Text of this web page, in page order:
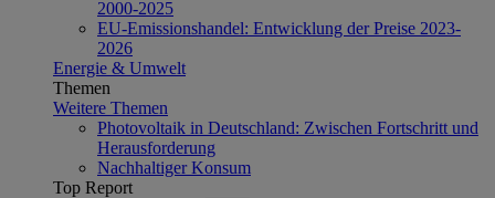
2000-2025
EU-Emissionshandel: Entwicklung der Preise 2023-
2026
Energie & Umwelt
Themen
Weitere Themen
Photovoltaik in Deutschland: Zwischen Fortschritt und
Herausforderung
Nachhaltiger Konsum
Top Report